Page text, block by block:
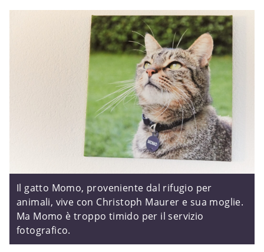
Il gatto Momo, proveniente dal rifugio per
animali, vive con Christoph Maurer e sua moglie.
Ma Momo è troppo timido per il servizio
fotografico.